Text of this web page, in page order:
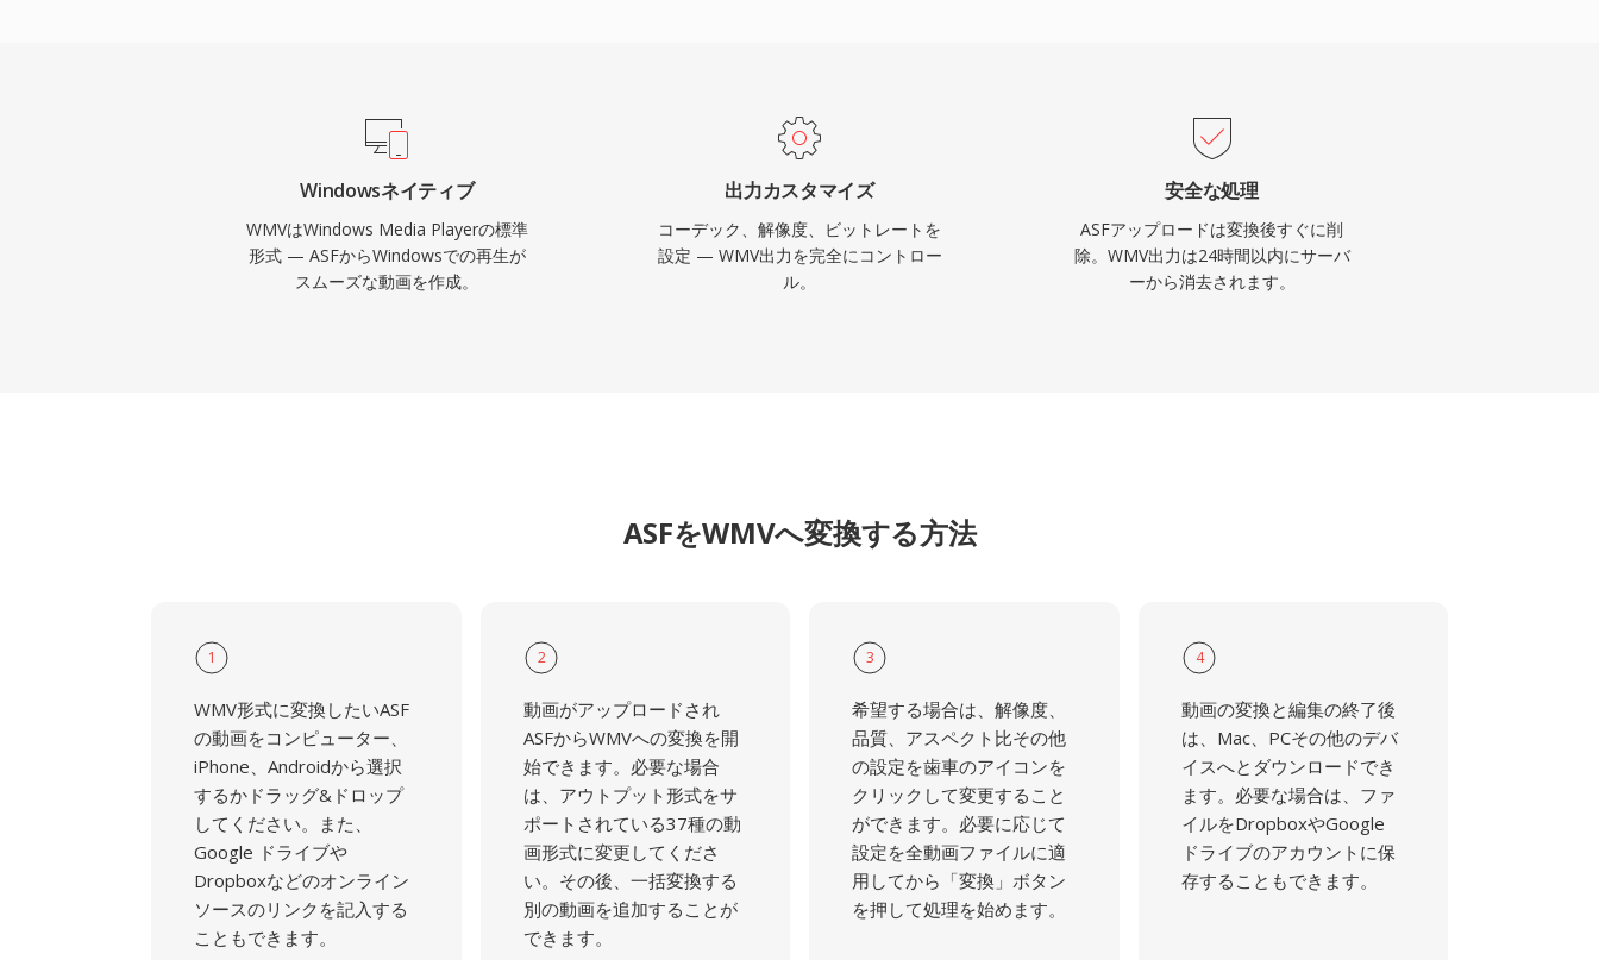
ビットレートエンコーディング、Windows Media DRMによるデジ
タル著作権管理などの機能をサポートしています。Silverlightプラッ
トフォームもリッチインターネットアプリケーションやストリーミ
ングサービスの主要動画フォーマットとしてWMVを使用していまし
た。業界がほとんどのアプリケーションでH.264やHEVCに移行しま
したが、WMVはレガシーな企業コンテンツ管理システム、アーカイ
Windowsネイティブ
WMVはWindows Media Playerの標準
形式 — ASFからWindowsでの再生が
スムーズな動画を作成。
出力カスタマイズ
コーデック、解像度、ビットレートを
設定 — WMV出力を完全にコントロー
ル。
安全な処理
ASFアップロードは変換後すぐに削
除。WMV出力は24時間以内にサーバ
ーから消去されます。
ASFをWMVへ変換する方法
1
WMV形式に変換したいASF
の動画をコンピューター、
iPhone、Androidから選択
するかドラッグ&ドロップ
してください。また、
Google ドライブや
Dropboxなどのオンライン
ソースのリンクを記入する
こともできます。
2
動画がアップロードされ
ASFからWMVへの変換を開
始できます。必要な場合
は、アウトプット形式をサ
ポートされている37種の動
画形式に変更してくださ
い。その後、一括変換する
別の動画を追加することが
できます。
3
希望する場合は、解像度、
品質、アスペクト比その他
の設定を歯車のアイコンを
クリックして変更すること
ができます。必要に応じて
設定を全動画ファイルに適
用してから「変換」ボタン
を押して処理を始めます。
4
動画の変換と編集の終了後
は、Mac、PCその他のデバ
イスへとダウンロードでき
ます。必要な場合は、ファ
イルをDropboxやGoogle
ドライブのアカウントに保
存することもできます。